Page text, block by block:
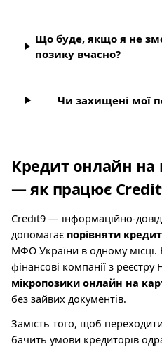
Що буде, якщо я не
позику вчасно?
Чи захищені мої
Кредит онлайн на
— як працює
Credit9 — інформаційно-
допомагає порівняти
МФО України в одному місці.
фінансові компанії з
мікропозики онлайн на
без зайвих документів.
Замість того, щоб
бачить умови кредиторів